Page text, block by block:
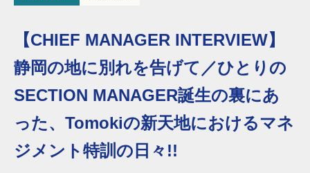
【CHIEF MANAGER INTERVIEW】
静岡の地に別れを告げて／ひとりの
SECTION MANAGER誕生の裏にあ
った、Tomokiの新天地におけるマネ
ジメント特訓の日々!!